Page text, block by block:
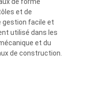
et de
gestion facile et
utilisé dans les
et du
de construction.